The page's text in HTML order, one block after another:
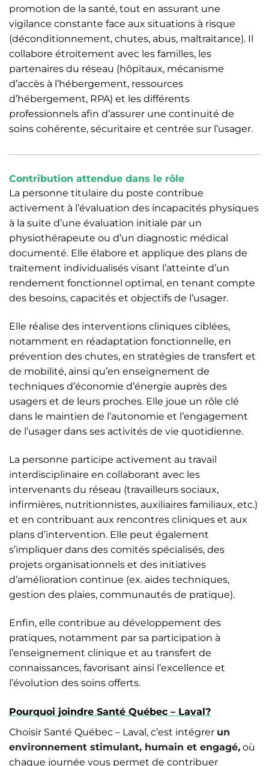
promotion de la santé, tout en assurant une
vigilance constante face aux situations à risque
(déconditionnement, chutes, abus, maltraitance). Il
collabore étroitement avec les familles, les
partenaires du réseau (hôpitaux, mécanisme
d’accès à l’hébergement, ressources
d’hébergement, RPA) et les différents
professionnels afin d’assurer une continuité de
soins cohérente, sécuritaire et centrée sur l’usager.
Contribution attendue dans le rôle
La personne titulaire du poste contribue
activement à l’évaluation des incapacités physiques
à la suite d’une évaluation initiale par un
physiothérapeute ou d’un diagnostic médical
documenté. Elle élabore et applique des plans de
traitement individualisés visant l’atteinte d’un
rendement fonctionnel optimal, en tenant compte
des besoins, capacités et objectifs de l’usager.
Elle réalise des interventions cliniques ciblées,
notamment en réadaptation fonctionnelle, en
prévention des chutes, en stratégies de transfert et
de mobilité, ainsi qu’en enseignement de
techniques d’économie d’énergie auprès des
usagers et de leurs proches. Elle joue un rôle clé
dans le maintien de l’autonomie et l’engagement
de l’usager dans ses activités de vie quotidienne.
La personne participe activement au travail
interdisciplinaire en collaborant avec les
intervenants du réseau (travailleurs sociaux,
infirmières, nutritionnistes, auxiliaires familiaux, etc.)
et en contribuant aux rencontres cliniques et aux
plans d’intervention. Elle peut également
s’impliquer dans des comités spécialisés, des
projets organisationnels et des initiatives
d’amélioration continue (ex. aides techniques,
gestion des plaies, communautés de pratique).
Enfin, elle contribue au développement des
pratiques, notamment par sa participation à
l’enseignement clinique et au transfert de
connaissances, favorisant ainsi l’excellence et
l’évolution des soins offerts.
Pourquoi joindre Santé Québec – Laval?
Choisir Santé Québec – Laval, c’est intégrer un
environnement stimulant, humain et engagé, où
chaque journée vous permet de contribuer